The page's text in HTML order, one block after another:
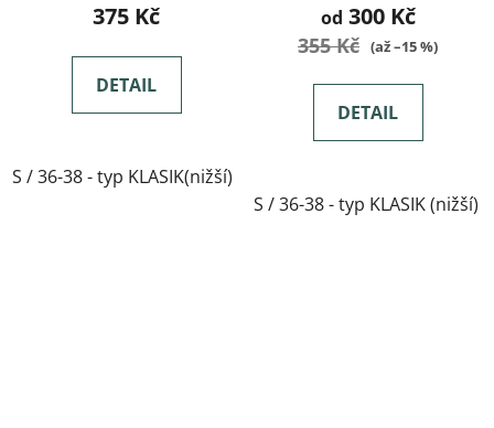
375 Kč
DETAIL
S / 36-38 - typ KLASIK(nižší)
od 300 Kč
355 Kč (až –15 %)
DETAIL
S / 36-38 - typ KLASIK (nižší)